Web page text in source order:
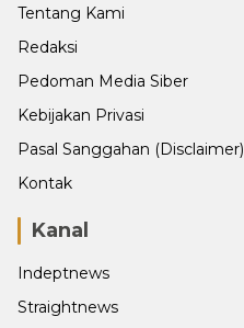
Tentang Kami
Redaksi
Pedoman Media Siber
Kebijakan Privasi
Pasal Sanggahan (Disclaimer)
Kontak
Kanal
Indeptnews
Straightnews